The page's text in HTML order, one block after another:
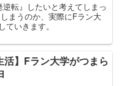
転』したいと考えてしまっ
まうのか、実際にFラン大
いきます。
活】Fラン大学がつまら